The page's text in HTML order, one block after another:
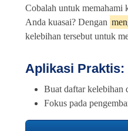
Cobalah untuk memahami
Anda kuasai? Dengan
kelebihan tersebut untuk
Aplikasi Praktis:
Buat daftar kelebihan
Fokus pada